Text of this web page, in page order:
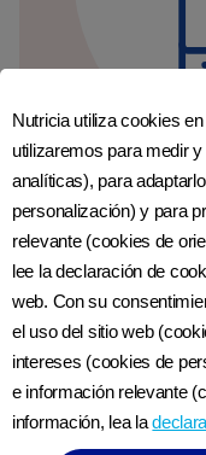
Recetario
por 2’
Recetas
Lorraine
nutricionistas.
Nutricia utiliza cookies
utilizaremos para medir
analíticas), para
personalización) y para
relevante (cookies de
lee la declaración de
web. Con su
el uso del sitio web
intereses (cookies de
e información relevante
información, lea la